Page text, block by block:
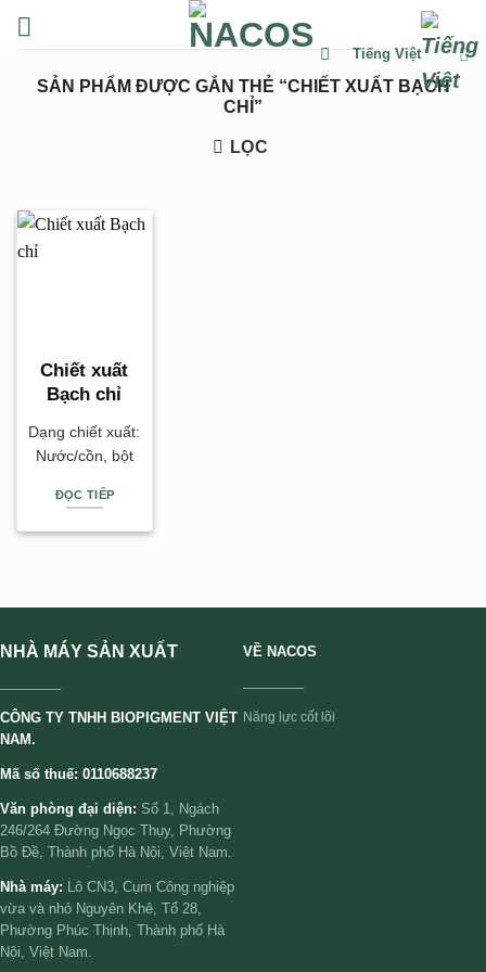
đến
dung
Tiếng Việt
SẢN PHẨM ĐƯỢC GẮN THẺ “CHIẾT XUẤT BẠCH
CHỈ”
LỌC
Chiết xuất
Bạch chỉ
Dạng chiết xuất:
Nước/cồn, bột
ĐỌC TIẾP
NHÀ MÁY SẢN XUẤT
CÔNG TY TNHH BIOPIGMENT VIỆT
NAM.
Mã số thuế: 0110688237
Văn phòng đại diện: Số 1, Ngách
246/264 Đường Ngọc Thụy, Phường
Bồ Đề, Thành phố Hà Nội, Việt Nam.
Nhà máy:
Lô CN3, Cụm Công nghiệp
vừa và nhỏ Nguyên Khê, Tổ 28,
Phường Phúc Thịnh, Thành phố Hà
Nội, Việt Nam.
VỀ NACOS
Năng lực cốt lõi